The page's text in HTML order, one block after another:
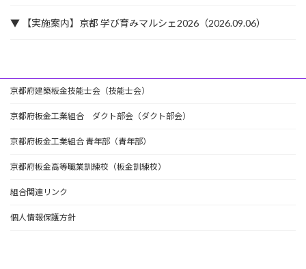
▼ 【実施案内】京都 学び育みマルシェ2026（2026.09.06）
京都府建築板金技能士会（技能士会）
京都府板金工業組合 ダクト部会（ダクト部会）
京都府板金工業組合 青年部（青年部）
京都府板金高等職業訓練校（板金訓練校）
組合関連リンク
個人情報保護方針